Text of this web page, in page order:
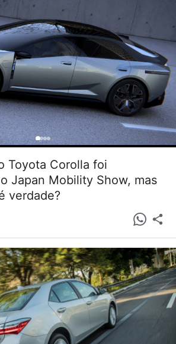
Toyota Corolla foi
Japan Mobility Show, mas
verdade?